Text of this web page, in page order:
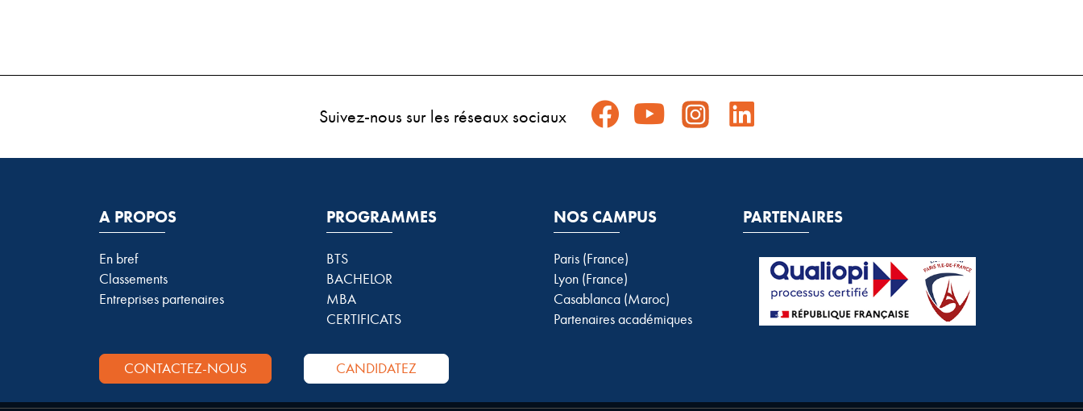
Suivez-nous sur les réseaux sociaux
A PROPOS
En bref
Classements
Entreprises partenaires
PROGRAMMES
BTS
BACHELOR
MBA
CERTIFICATS
CONTACTEZ-NOUS CANDIDATEZ
NOS CAMPUS
Paris (France)
Lyon (France)
Casablanca (Maroc)
Partenaires académiques
PARTENAIRES